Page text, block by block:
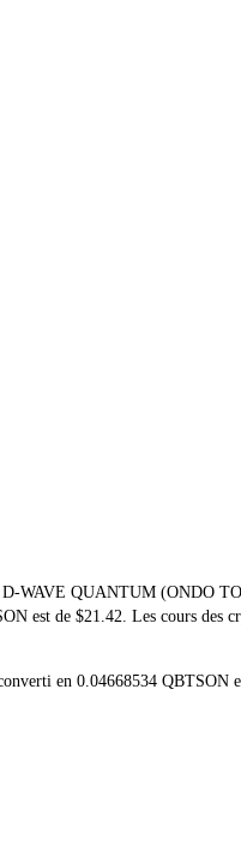
D-WAVE QUANTUM (ONDO
est de $21.42. Les cours des
en 0.04668534 QBTSON